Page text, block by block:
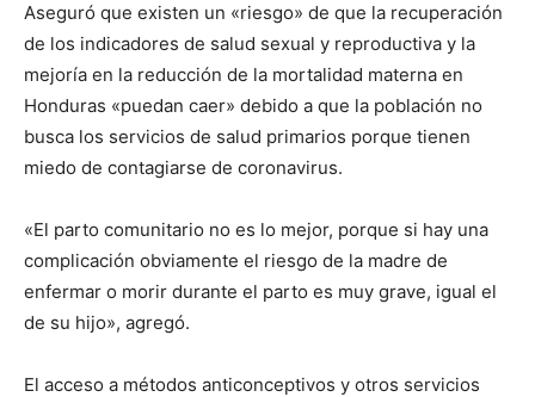
Aseguró que existen un «riesgo» de que la recuperación
de los indicadores de salud sexual y reproductiva y la
mejoría en la reducción de la mortalidad materna en
Honduras «puedan caer» debido a que la población no
busca los servicios de salud primarios porque tienen
miedo de contagiarse de coronavirus.
«El parto comunitario no es lo mejor, porque si hay una
complicación obviamente el riesgo de la madre de
enfermar o morir durante el parto es muy grave, igual el
de su hijo», agregó.
El acceso a métodos anticonceptivos y otros servicios